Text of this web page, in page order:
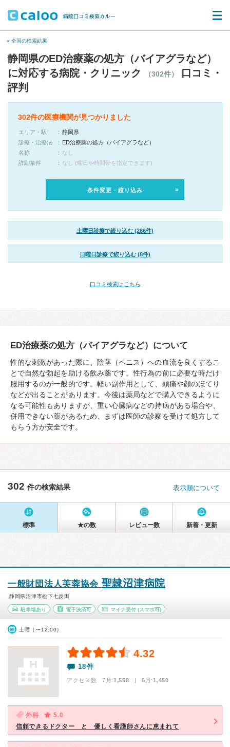
« 全国の検索結果
静岡県のED治療薬の処方（バイアグラなど）
に対応する病院・クリニック
（302件）
口コミ・
評判
302件の医療機関が見つかりました
エリア・駅
静岡県
診療・治療法
ED治療薬の処方（バイアグラなど）
名称
なし
詳細条件
なし (曜日や時間帯を指定できます)
条件変更・絞り込み
土曜日診療で絞り込む (286件)
日曜日診療で絞り込む (8件)
口コミ検索はこちら
ED治療薬の処方（バイアグラなど）について
性的な刺激があった際に、陰茎（ペニス）への血流を良くするこ
とで自然な勃起を助ける飲み薬です。性行為の前に必要な時だけ
服用するのが一般的です。軽い副作用として、頭痛や顔のほてり
などが出ることがあります。今後は薬局などで購入できるように
なる可能性もありますが、重い心臓病などの持病がある場合や、
併用できない薬があるため、まずは医師の診察を受けて処方して
もらう方が安全です。
302 件の検索結果 表示順について
標準 ★の数 レビュー数 新着・更新
一般財団法人芙蓉協会 聖隷沼津病院
静岡県沼津市松下七反田
駐車場あり 電子決済可 マイナ受付 (スマホ可)
土曜（〜12:00）
4.32
18件
アクセス数 7月:1,558 | 6月:1,450
外科
5.0
信頼できるドクター と 優しく看護師さんに恵まれて